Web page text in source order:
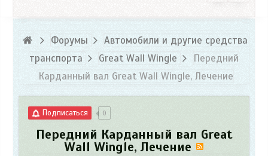
Форумы
Автомобили и другие средства
транспорта
Great Wall Wingle
Передний
Карданный вал Great Wall Wingle, Лечение
Подписаться 0
Передний Карданный вал Great
Wall Wingle, Лечение